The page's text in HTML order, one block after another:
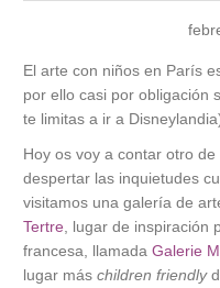
El arte con niños en París
por ello casi por obligación
te limitas a ir a
Hoy os voy a contar otro
despertar las inquietudes
visitamos una galería de
Tertre, lugar de inspiración
francesa, llamadaGalerie
lugar máschildren friendly